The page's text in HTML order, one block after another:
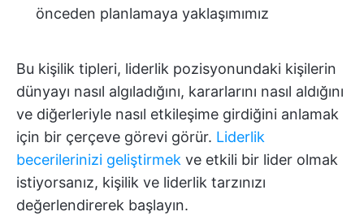
önceden planlamaya yaklaşımımız
Bu kişilik tipleri, liderlik pozisyonundaki kişilerin
dünyayı nasıl algıladığını, kararlarını nasıl aldığını
ve diğerleriyle nasıl etkileşime girdiğini anlamak
için bir çerçeve görevi görür. Liderlik
becerilerinizi geliştirmek ve etkili bir lider olmak
istiyorsanız, kişilik ve liderlik tarzınızı
değerlendirerek başlayın.